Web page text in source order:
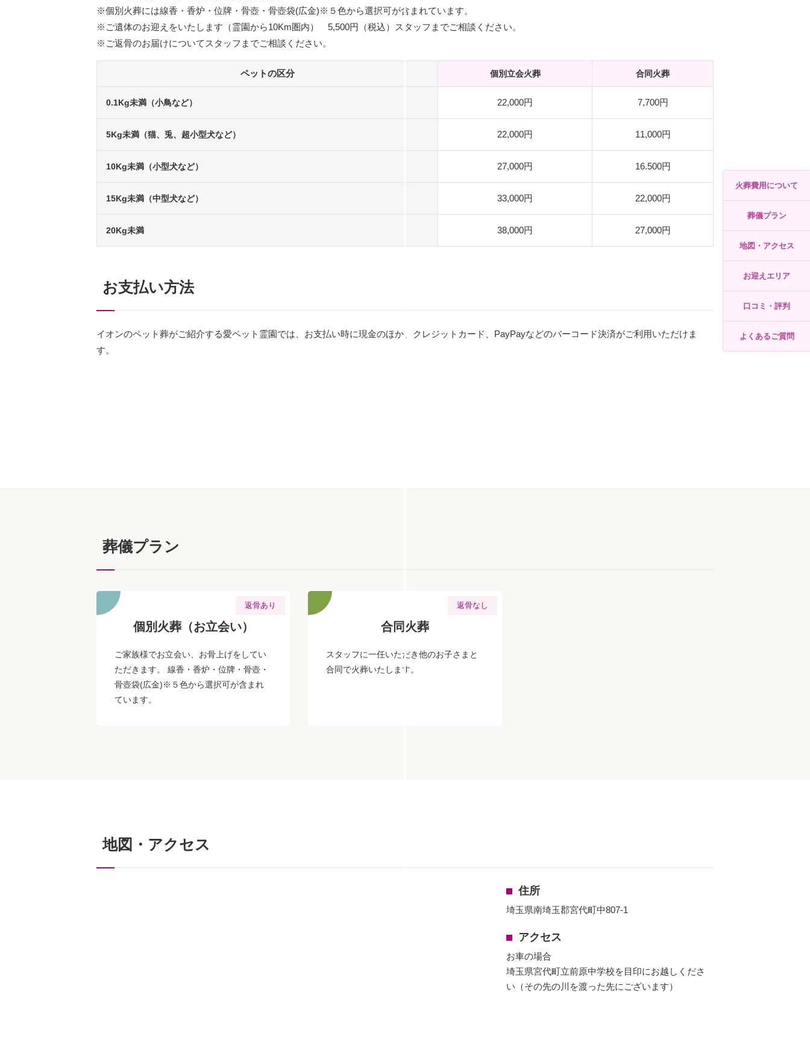
火葬費用について
葬儀プラン
地図・アクセス
お迎えエリア
口コミ・評判
よくあるご質問
※個別火葬には線香・香炉・位牌・骨壺・骨壺袋(広金)※５色から選択可が含まれています。
※ご遺体のお迎えをいたします（霊園から10Km圏内） 5,500円（税込）スタッフまでご相談ください。
※ご返骨のお届けについてスタッフまでご相談ください。
ペットの区分 個別立会火葬 合同火葬
0.1Kg未満（小鳥など） 22,000円 7,700円
5Kg未満（猫、兎、超小型犬など） 22,000円 11,000円
10Kg未満（小型犬など） 27,000円 16.500円
15Kg未満（中型犬など） 33,000円 22,000円
20Kg未満 38,000円 27,000円
お支払い方法
イオンのペット葬がご紹介する愛ペット霊園では、お支払い時に現金のほか、クレジットカード、PayPayなどのバーコード決済がご利用いただけま
す。
葬儀プラン
返骨あり
個別火葬（お立会い）
ご家族様でお立会い、お骨上げをしてい
ただきます。 線香・香炉・位牌・骨壺・
骨壺袋(広金)※５色から選択可が含まれ
ています。
返骨なし
合同火葬
スタッフに一任いただき他のお子さまと
合同で火葬いたします。
地図・アクセス
住所
埼玉県南埼玉郡宮代町中807-1
アクセス
お車の場合
埼玉県宮代町立前原中学校を目印にお越しくださ
い（その先の川を渡った先にございます）